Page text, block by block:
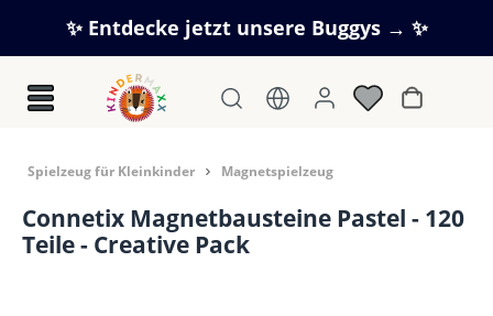
Zum Hauptinhalt springen
✨ Entdecke jetzt unsere Buggys → ✨
Spielzeug für Kleinkinder Magnetspielzeug
Connetix Magnetbausteine Pastel - 120
Teile - Creative Pack